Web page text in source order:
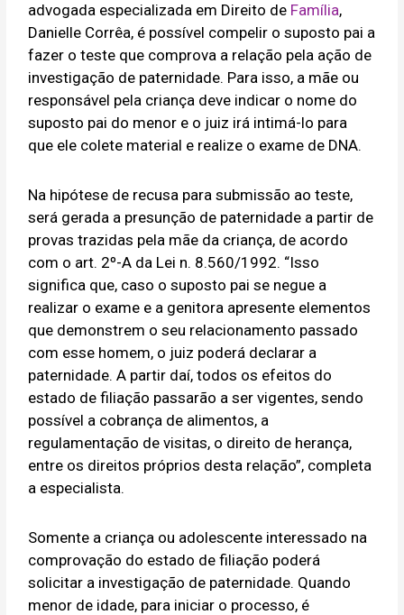
advogada especializada em Direito de Família,
Danielle Corrêa, é possível compelir o suposto pai a
fazer o teste que comprova a relação pela ação de
investigação de paternidade. Para isso, a mãe ou
responsável pela criança deve indicar o nome do
suposto pai do menor e o juiz irá intimá-lo para
que ele colete material e realize o exame de DNA.
Na hipótese de recusa para submissão ao teste,
será gerada a presunção de paternidade a partir de
provas trazidas pela mãe da criança, de acordo
com o art. 2º-A da Lei n. 8.560/1992. “Isso
significa que, caso o suposto pai se negue a
realizar o exame e a genitora apresente elementos
que demonstrem o seu relacionamento passado
com esse homem, o juiz poderá declarar a
paternidade. A partir daí, todos os efeitos do
estado de filiação passarão a ser vigentes, sendo
possível a cobrança de alimentos, a
regulamentação de visitas, o direito de herança,
entre os direitos próprios desta relação”, completa
a especialista.
Somente a criança ou adolescente interessado na
comprovação do estado de filiação poderá
solicitar a investigação de paternidade. Quando
menor de idade, para iniciar o processo, é